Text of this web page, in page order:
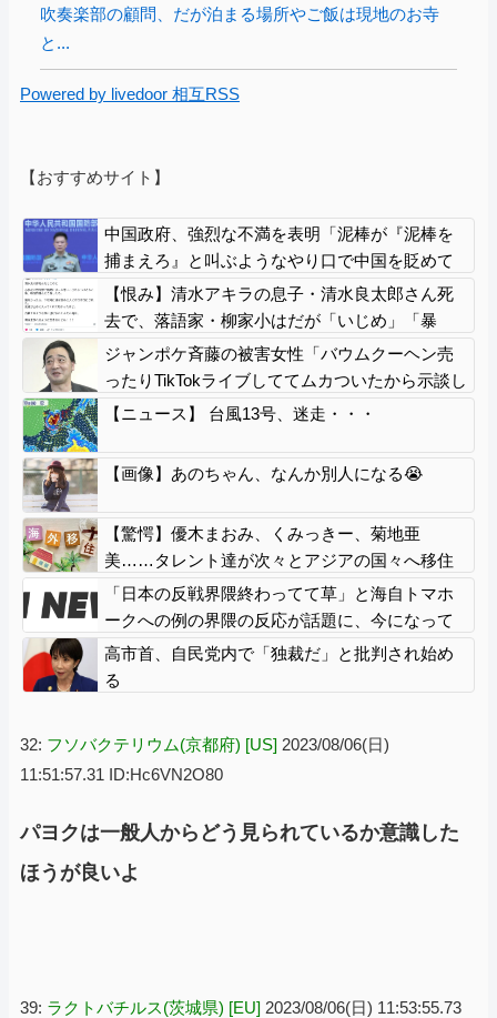
吹奏楽部の顧問、だが泊まる場所やご飯は現地のお寺
と...
Powered by livedoor 相互RSS
【おすすめサイト】
中国政府、強烈な不満を表明「泥棒が『泥棒を
捕まえろ』と叫ぶようなやり口で中国を貶めて
いる」と強く非難！
【恨み】清水アキラの息子・清水良太郎さん死
去で、落語家・柳家小はだが「いじめ」「暴
行」被害告発
ジャンポケ斉藤の被害女性「バウムクーヘン売
ったりTikTokライブしててムカついたから示談し
なかった」
【ニュース】 台風13号、迷走・・・
【画像】あのちゃん、なんか別人になる😭
【驚愕】優木まおみ、くみっきー、菊地亜
美……タレント達が次々とアジアの国々へ移住
する本当の理由って何？
「日本の反戦界隈終わってて草」と海自トマホ
ークへの例の界隈の反応が話題に、今になって
存在に気付いてしまった結果……
高市首、自民党内で「独裁だ」と批判され始め
る
32: フソバクテリウム(京都府) [US] 2023/08/06(日)
11:51:57.31 ID:Hc6VN2O80
パヨクは一般人からどう見られているか意識した
ほうが良いよ
39: ラクトバチルス(茨城県) [EU] 2023/08/06(日) 11:53:55.73